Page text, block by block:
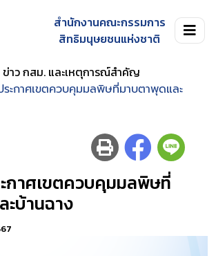
สำนักงานคณะกรรมการ
สิทธิมนุษยชนแห่งชาติ
ข่าว กสม. และเหตุการณ์สำคัญ
ะกาศเขตควบคุมมลพิษที่มาบตาพุดและ
กาศเขตควบคุมมลพิษที่
บ้านฉาง